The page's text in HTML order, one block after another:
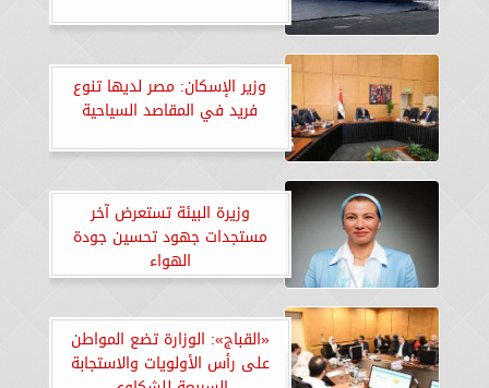
وزير الإسكان: مصر لديها تنوع
فريد في المقاصد السياحية
وزيرة البيئة تستعرض آخر
مستجدات جهود تحسين جودة
الهواء
«القباج»: الوزارة تضع المواطن
على رأس الأولويات والاستجابة